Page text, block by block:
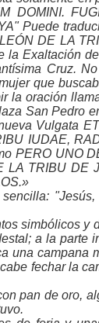
DOMINI.
Puede
DE LA
la Exaltación
Cruz.
que
la oración
San Pedro
Vulgata
IUDAE,
PERO UNO
LA TRIBU DE
simbólicos y
a la parte
una campana
fechar la
pan de oro,